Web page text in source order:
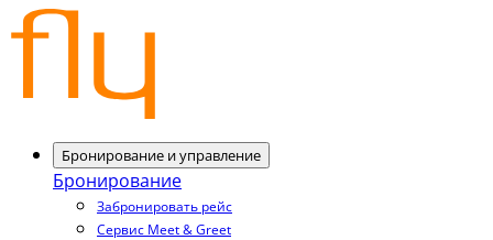
Бронирование и управление
Бронирование
Забронировать рейс
Сервис Meet & Greet